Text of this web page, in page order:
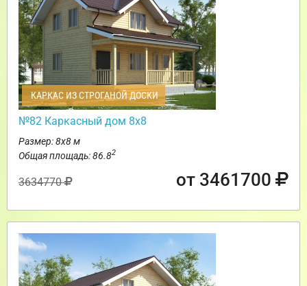
КАРКАС ИЗ СТРОГАНОЙ ДОСКИ
№82 Каркасный дом 8х8
Размер: 8х8 м
Общая площадь: 86.82
3634770 от 3461700